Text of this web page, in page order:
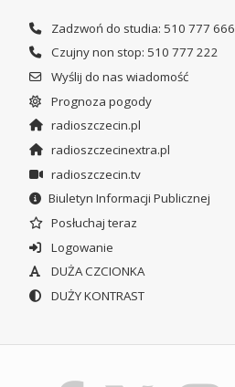
Zadzwoń do studia: 510 777 666
Czujny non stop: 510 777 222
Wyślij do nas wiadomość
Prognoza pogody
radioszczecin.pl
radioszczecinextra.pl
radioszczecin.tv
Biuletyn Informacji Publicznej
Posłuchaj teraz
Logowanie
DUŻA CZCIONKA
DUŻY KONTRAST